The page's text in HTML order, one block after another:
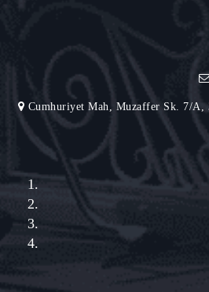
Cumhuriyet Mah, Muzaffer Sk. 7/A,